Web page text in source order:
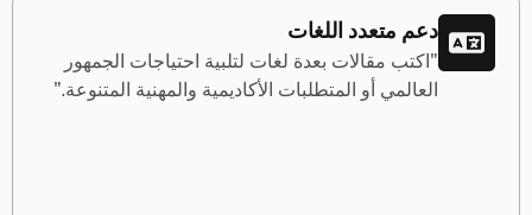
دعم متعدد اللغات
"اكتب مقالات بعدة لغات لتلبية احتياجات الجمهور
العالمي أو المتطلبات الأكاديمية والمهنية المتنوعة."